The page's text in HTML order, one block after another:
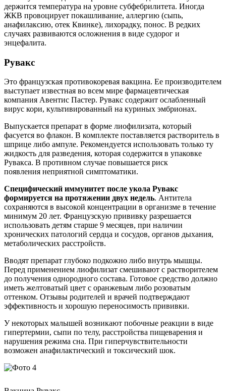
держится температура на уровне субфебрилитета. Иногда
ЖКВ провоцирует покашливание, аллергию (сыпь,
анафилаксию, отек Квинке), лихорадку, понос. В редких
случаях развиваются осложнения в виде судорог и
энцефалита.
Рувакс
Это французская противокоревая вакцина. Ее производителем
выступает известная во всем мире фармацевтическая
компания Авентис Пастер. Рувакс содержит ослабленный
вирус кори, культивированный на куриных эмбрионах.
Выпускается препарат в форме лиофилизата, который
фасуется во флакон. В комплекте поставляется растворитель в
шприце либо ампуле. Рекомендуется использовать только ту
жидкость для разведения, которая содержится в упаковке
Рувакса. В противном случае повышается риск
появления неприятной симптоматики.
Специфический иммунитет после укола Рувакс
формируется на протяжении двух недель. Антитела
сохраняются в высокой концентрации в организме в течение
минимум 20 лет. Французскую прививку разрешается
использовать детям старше 9 месяцев, при наличии
хронических патологий сердца и сосудов, органов дыхания,
метаболических расстройств.
Вводят препарат глубоко подкожно либо внутрь мышцы.
Перед применением лиофилизат смешивают с растворителем
до получения однородного состава. Готовое средство должно
иметь желтоватый цвет с оранжевым либо розоватым
оттенком. Отзывы родителей и врачей подтверждают
эффективность и хорошую переносимость прививки.
У некоторых малышей возникают побочные реакции в виде
гипертермии, сыпи по телу, расстройства пищеварения и
нарушения режима сна. При гиперчувствительности
возможен анафилактический и токсический шок.